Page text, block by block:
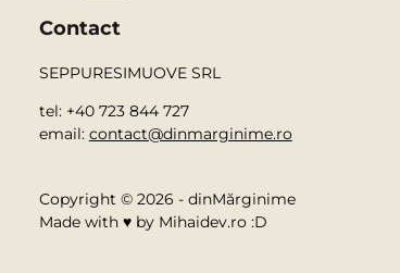
Contact
SEPPURESIMUOVE SRL
tel: +40 723 844 727
email: contact@dinmarginime.ro
Copyright © 2026 - dinMărginime
Made with ♥ by Mihaidev.ro :D